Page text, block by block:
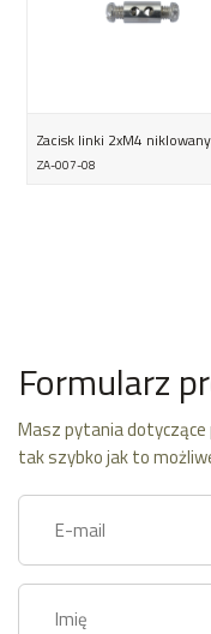
Zacisk linki 2xM4 niklowany
ZA-007-08
Formularz
Masz pytania dotyczące
tak szybko jak to